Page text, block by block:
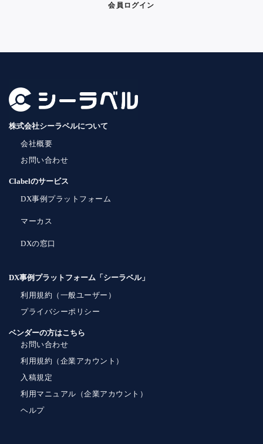
会員ログイン
株式会社シーラベルについて
会社概要
お問い合わせ
Clabelのサービス
DX事例プラットフォーム
マーカス
DXの窓口
DX事例プラットフォーム「シーラベル」
利用規約（一般ユーザー）
プライバシーポリシー
ベンダーの方はこちら
お問い合わせ
利用規約（企業アカウント）
入稿規定
利用マニュアル（企業アカウント）
ヘルプ